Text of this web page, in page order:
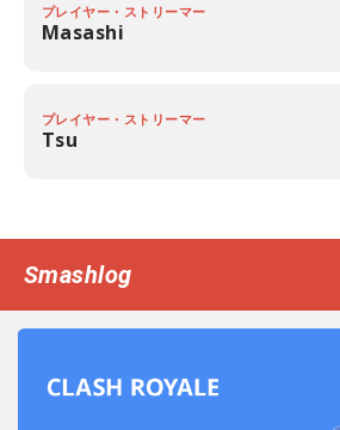
プレイヤー・ストリーマー
Masashi
プレイヤー・ストリーマー
Tsu
Smashlog